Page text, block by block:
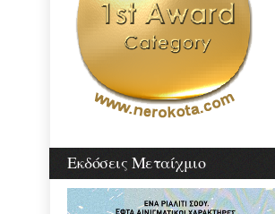
Εκδόσεις Μεταίχμιο